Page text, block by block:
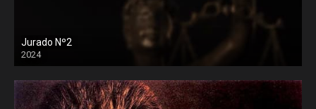
Jurado Nº2
2024